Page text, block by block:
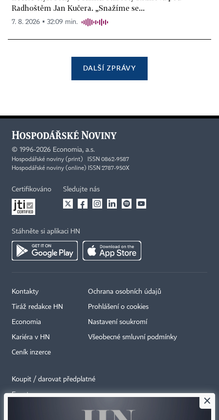
Radhoštěm Jan Kučera. „Snažíme se...
7. 8. 2026 ▪ 32:09 min.
DALŠÍ ZPRÁVY
© 1996-2026 Economia, a.s.
Hospodářské noviny (print) ISSN 0862-9587
Hospodářské noviny (online) ISSN 2787-950X
Certifikováno Sledujte nás
Stáhněte si aplikaci HN
Kontakty
Tiráž redakce HN
Economia
Kariéra v HN
Ceník inzerce
Ochrana osobních údajů
Prohlášení o cookies
Nastavení soukromí
Všeobecné smluvní podmínky
Koupit / darovat předplatné
Eventy ×